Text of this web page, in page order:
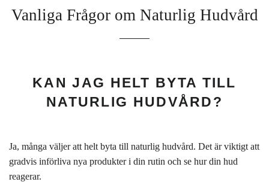
Vanliga Frågor om Naturlig Hudvård
KAN JAG HELT BYTA TILL
NATURLIG HUDVÅRD?
Ja, många väljer att helt byta till naturlig hudvård. Det är viktigt att
gradvis införliva nya produkter i din rutin och se hur din hud
reagerar.